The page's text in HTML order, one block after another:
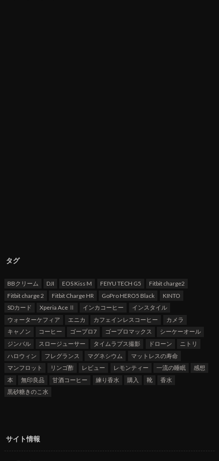
タグ
BBクリーム DJI EOS Kiss M FEIYU TECH G5
Fitbit charge2
Fitbit charge 2
Fitbit Charge HR GoPro HERO5 Black
KINTO
SDカード
Xperia Ace Ⅱ インカコーヒー
インスタイル
ウォーターケフィア
エニカ カフェインレスコーヒー
カメラ
キャノン
コーヒー ゴープロ7 ゴープロマックス
シーケーオール
ジンバル
スロージューサー タイムラプス撮影 ドローン
ニトリ
ハロウィン
フレグランス マグネシウム
マットレスの寿命
マンフロット
リンゴ酢 レビュー レモンティー 一流の睡眠
感想
本
無印良品 甘酒コーヒー 練り香水 購入 靴
香水
黒砂糖きのこ水
サイト情報